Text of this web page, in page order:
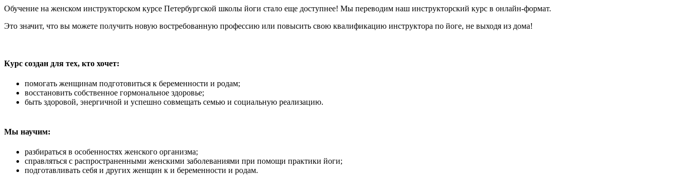
Обучение на женском инструкторском курсе Петербургской школы йоги стало еще доступнее! Мы переводим наш инструкторский курс в онлайн-формат.
Это значит, что вы можете получить новую востребованную профессию или повысить свою квалификацию инструктора по йоге, не выходя из дома!
Курс создан для тех, кто хочет:
помогать женщинам подготовиться к беременности и родам;
восстановить собственное гормональное здоровье;
быть здоровой, энергичной и успешно совмещать семью и социальную реализацию.
Мы научим:
разбираться в особенностях женского организма;
справляться с распространенными женскими заболеваниями при помощи практики йоги;
подготавливать себя и других женщин к и беременности и родам.